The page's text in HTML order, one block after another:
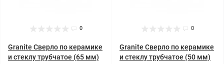
0
Granite Сверло по керамике
и стеклу трубчатое (65 мм)
0
Granite Сверло по керамике
и стеклу трубчатое (50 мм)